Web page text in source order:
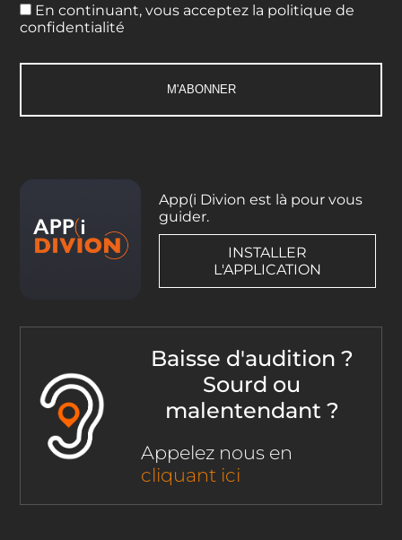
En continuant, vous acceptez la politique de
confidentialité
App(i Divion est là pour vous
guider.
INSTALLER
L'APPLICATION
Baisse d'audition ?
Sourd ou
malentendant ?
Appelez nous en
cliquant ici